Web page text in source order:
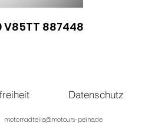
887448
AC
Moto-
Datenschutz
motorradteile@motours-peine.de